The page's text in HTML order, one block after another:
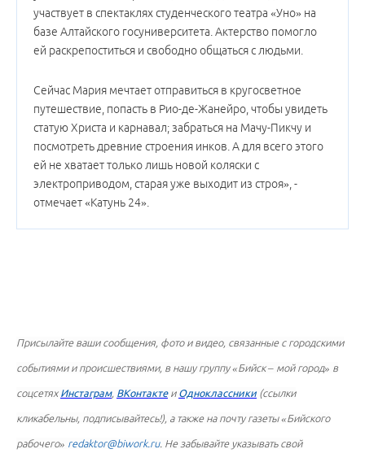
участвует в спектаклях студенческого театра «Уно» на
базе Алтайского госуниверситета. Актерство помогло
ей раскрепоститься и свободно общаться с людьми.
Сейчас Мария мечтает отправиться в кругосветное
путешествие, попасть в Рио-де-Жанейро, чтобы увидеть
статую Христа и карнавал; забраться на Мачу-Пикчу и
посмотреть древние строения инков. А для всего этого
ей не хватает только лишь новой коляски с
электроприводом, старая уже выходит из строя», -
отмечает «Катунь 24».
Присылайте ваши сообщения, фото и видео, связанные с городскими
событиями и происшествиями, в нашу группу «Бийск – мой город» в
соцсетях Инстаграм, ВКонтактеи Одноклассники (ссылки
кликабельны, подписывайтесь!), а также на почту газеты «Бийского
рабочего» redaktor@biwork.ru. Не забывайте указывать свой